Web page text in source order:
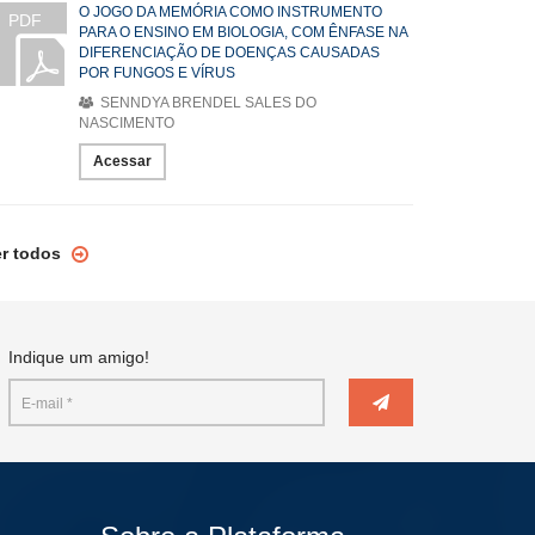
PDF
O JOGO DA MEMÓRIA COMO INSTRUMENTO
PARA O ENSINO EM BIOLOGIA, COM ÊNFASE NA
DIFERENCIAÇÃO DE DOENÇAS CAUSADAS
POR FUNGOS E VÍRUS
SENNDYA BRENDEL SALES DO
NASCIMENTO
Acessar
todos
Indique um amigo!